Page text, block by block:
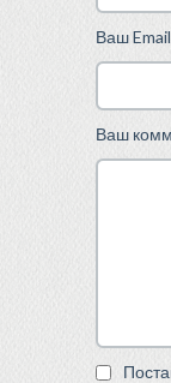
Ваш
Ваш